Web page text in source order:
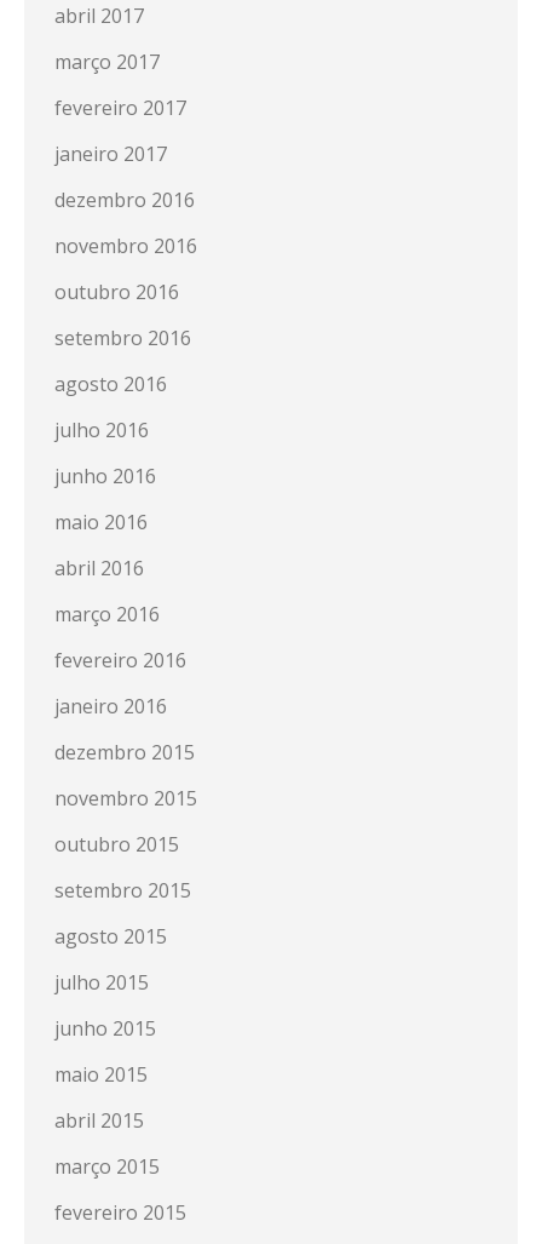
abril 2017
março 2017
fevereiro 2017
janeiro 2017
dezembro 2016
novembro 2016
outubro 2016
setembro 2016
agosto 2016
julho 2016
junho 2016
maio 2016
abril 2016
março 2016
fevereiro 2016
janeiro 2016
dezembro 2015
novembro 2015
outubro 2015
setembro 2015
agosto 2015
julho 2015
junho 2015
maio 2015
abril 2015
março 2015
fevereiro 2015